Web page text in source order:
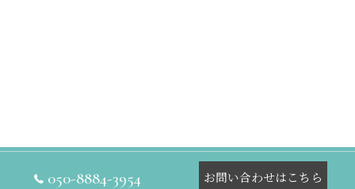
050-8884-3954 お問い合わせはこちら